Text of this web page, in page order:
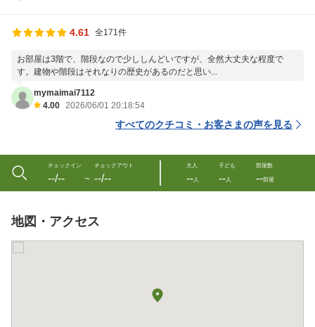
4.61 全171件
お部屋は3階で、階段なので少ししんどいですが、全然大丈夫な程度で
す。建物や階段はそれなりの歴史があるのだと思い...
mymaimai7112
4.00 2026/06/01 20:18:54
すべてのクチコミ・お客さまの声を見る
チェックイン
--/-- 〜
チェックアウト
--/--
大人
--人
子ども
--人
部屋数
--部屋
地図・アクセス